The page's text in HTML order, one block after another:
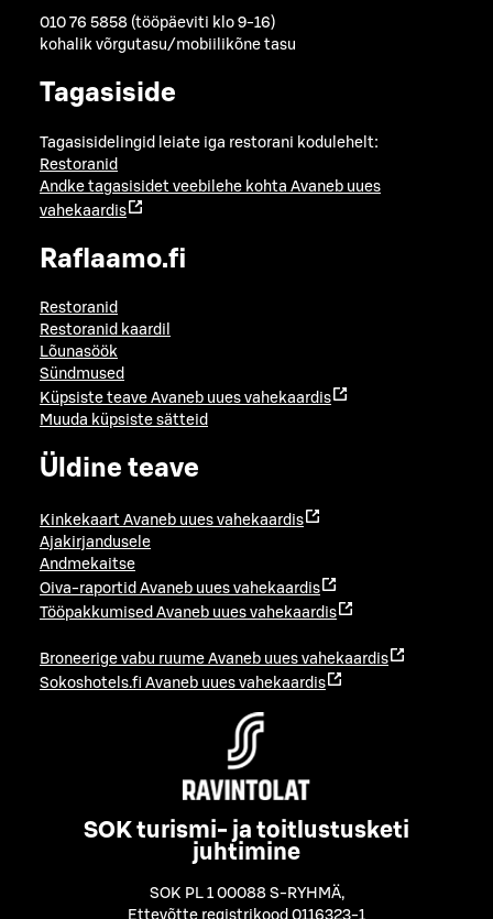
010 76 5858 (tööpäeviti klo 9-16)
kohalik võrgutasu/mobiilikõne tasu
Tagasiside
Tagasisidelingid leiate iga restorani kodulehelt:
Restoranid
Andke tagasisidet veebilehe kohta Avaneb uues
vahekaardis
Raflaamo.fi
Restoranid
Restoranid kaardil
Lõunasöök
Sündmused
Küpsiste teave Avaneb uues vahekaardis
Muuda küpsiste sätteid
Üldine teave
Kinkekaart Avaneb uues vahekaardis
Ajakirjandusele
Andmekaitse
Oiva-raportid Avaneb uues vahekaardis
Tööpakkumised Avaneb uues vahekaardis
Broneerige vabu ruume Avaneb uues vahekaardis
Sokoshotels.fi Avaneb uues vahekaardis
SOK turismi- ja toitlustusketi
juhtimine
SOK PL 1 00088 S-RYHMÄ,
Ettevõtte registrikood 0116323-1